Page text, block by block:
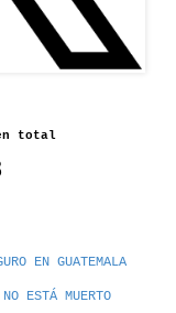
total
EN GUATEMALA
ESTÁ MUERTO